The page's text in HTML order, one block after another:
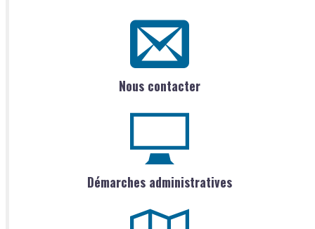
Nous contacter
Démarches administratives